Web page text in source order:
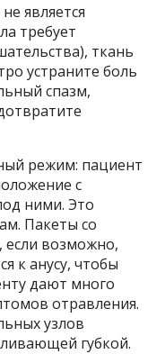
является
требует
ткань
устраните боль
спазм,
режим: пациент
с
ними. Это
Пакеты со
если возможно,
к анусу, чтобы
дают много
отравления.
узлов
губкой.